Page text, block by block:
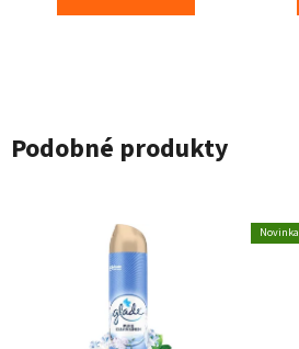
Podobné produkty
Novinka